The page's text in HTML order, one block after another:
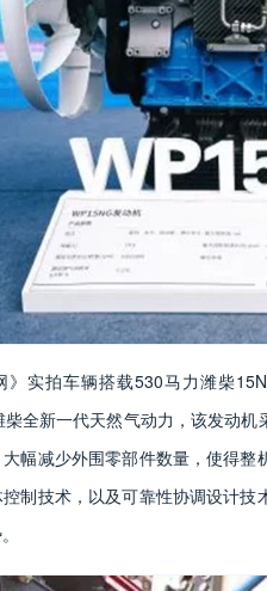
》实拍车辆搭载530马力潍柴
全新一代天然气动力，该发动
幅减少外围零部件数量，使得
制技术，以及可靠性协调设计